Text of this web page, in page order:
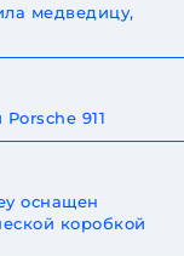
медведицу,
911
оснащен
коробкой